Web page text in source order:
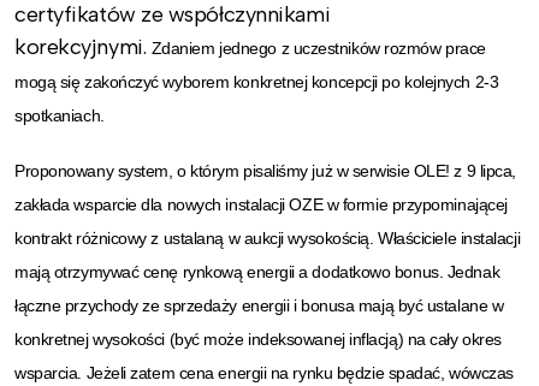
certyfikatów ze współczynnikami
korekcyjnymi. Zdaniem jednego z uczestników rozmów prace
mogą się zakończyć wyborem konkretnej koncepcji po kolejnych 2-3
spotkaniach.
Proponowany system, o którym pisaliśmy już w serwisie OLE! z 9 lipca,
zakłada wsparcie dla nowych instalacji OZE w formie przypominającej
kontrakt różnicowy z ustalaną w aukcji wysokością. Właściciele instalacji
mają otrzymywać cenę rynkową energii a dodatkowo bonus. Jednak
łączne przychody ze sprzedaży energii i bonusa mają być ustalane w
konkretnej wysokości (być może indeksowanej inflacją) na cały okres
wsparcia. Jeżeli zatem cena energii na rynku będzie spadać, wówczas